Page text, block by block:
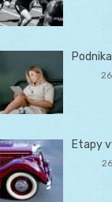
Etapy